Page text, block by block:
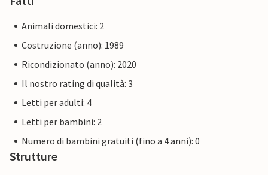
Animali domestici: 2
Costruzione (anno): 1989
Ricondizionato (anno): 2020
Il nostro rating di qualità: 3
Letti per adulti: 4
Letti per bambini: 2
Numero di bambini gratuiti (fino a 4 anni): 0
Strutture